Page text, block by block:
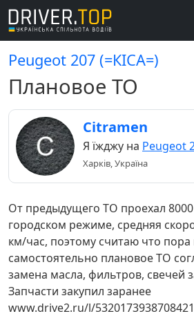
Peugeot 207 (=КІСА=)
Плановое ТО
Citramen
Я їжджу на Peugeot
Харків, Україна
От предыдущего ТО проехал
городском режиме, средняя
км/час, поэтому считаю что
самостоятельно плановое ТО
замена масла, фильтров, свечей
Запчасти закупил заранее
www.drive2.ru/l/